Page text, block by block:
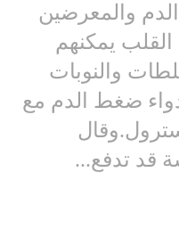
والمعرضين
يمكنهم
والنوبات
دواء ضغط الدم مع
قد تدفع...